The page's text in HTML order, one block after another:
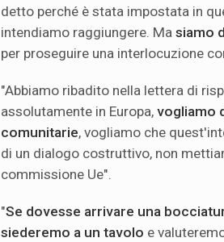
detto perché è stata impostata in
intendiamo raggiungere. Ma siamo
per proseguire una interlocuzione
"Abbiamo ribadito nella lettera di
assolutamente in Europa, vogliamo
comunitarie, vogliamo che
di un dialogo costruttivo, non
commissione Ue".
"Se dovesse arrivare una
siederemo a un tavolo e